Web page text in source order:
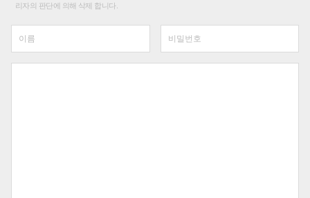
리자의 판단에 의해 삭제 합니다.